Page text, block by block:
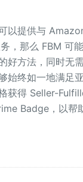
以提供与
，那么 FBM 可
好方法，同时无
始终如一地满足
获得 Seller-
Badge，以帮